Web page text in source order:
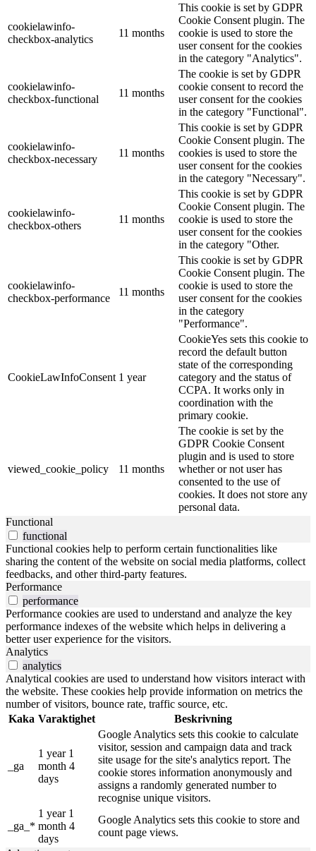
cookielawinfo-
checkbox-analytics
11 months
This cookie is set by GDPR
Cookie Consent plugin. The
cookie is used to store the
user consent for the cookies
in the category "Analytics".
cookielawinfo-
checkbox-functional
11 months
The cookie is set by GDPR
cookie consent to record the
user consent for the cookies
in the category "Functional".
cookielawinfo-
checkbox-necessary
11 months
This cookie is set by GDPR
Cookie Consent plugin. The
cookies is used to store the
user consent for the cookies
in the category "Necessary".
cookielawinfo-
checkbox-others
11 months
This cookie is set by GDPR
Cookie Consent plugin. The
cookie is used to store the
user consent for the cookies
in the category "Other.
cookielawinfo-
checkbox-performance
11 months
This cookie is set by GDPR
Cookie Consent plugin. The
cookie is used to store the
user consent for the cookies
in the category
"Performance".
CookieLawInfoConsent 1 year
CookieYes sets this cookie to
record the default button
state of the corresponding
category and the status of
CCPA. It works only in
coordination with the
primary cookie.
viewed_cookie_policy 11 months
The cookie is set by the
GDPR Cookie Consent
plugin and is used to store
whether or not user has
consented to the use of
cookies. It does not store any
personal data.
Functional
functional
Functional cookies help to perform certain functionalities like
sharing the content of the website on social media platforms, collect
feedbacks, and other third-party features.
Performance
performance
Performance cookies are used to understand and analyze the key
performance indexes of the website which helps in delivering a
better user experience for the visitors.
Analytics
analytics
Analytical cookies are used to understand how visitors interact with
the website. These cookies help provide information on metrics the
number of visitors, bounce rate, traffic source, etc.
Kaka Varaktighet Beskrivning
_ga
1 year 1
month 4
days
Google Analytics sets this cookie to calculate
visitor, session and campaign data and track
site usage for the site's analytics report. The
cookie stores information anonymously and
assigns a randomly generated number to
recognise unique visitors.
_ga_*
1 year 1
month 4
days
Google Analytics sets this cookie to store and
count page views.